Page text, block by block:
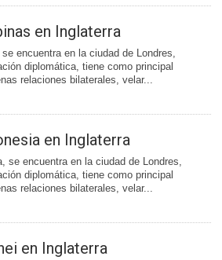
en Inglaterra
encuentra en la ciudad de Londres,
diplomática, tiene como principal
relaciones bilaterales, velar...
en Inglaterra
se encuentra en la ciudad de Londres,
diplomática, tiene como principal
relaciones bilaterales, velar...
en Inglaterra